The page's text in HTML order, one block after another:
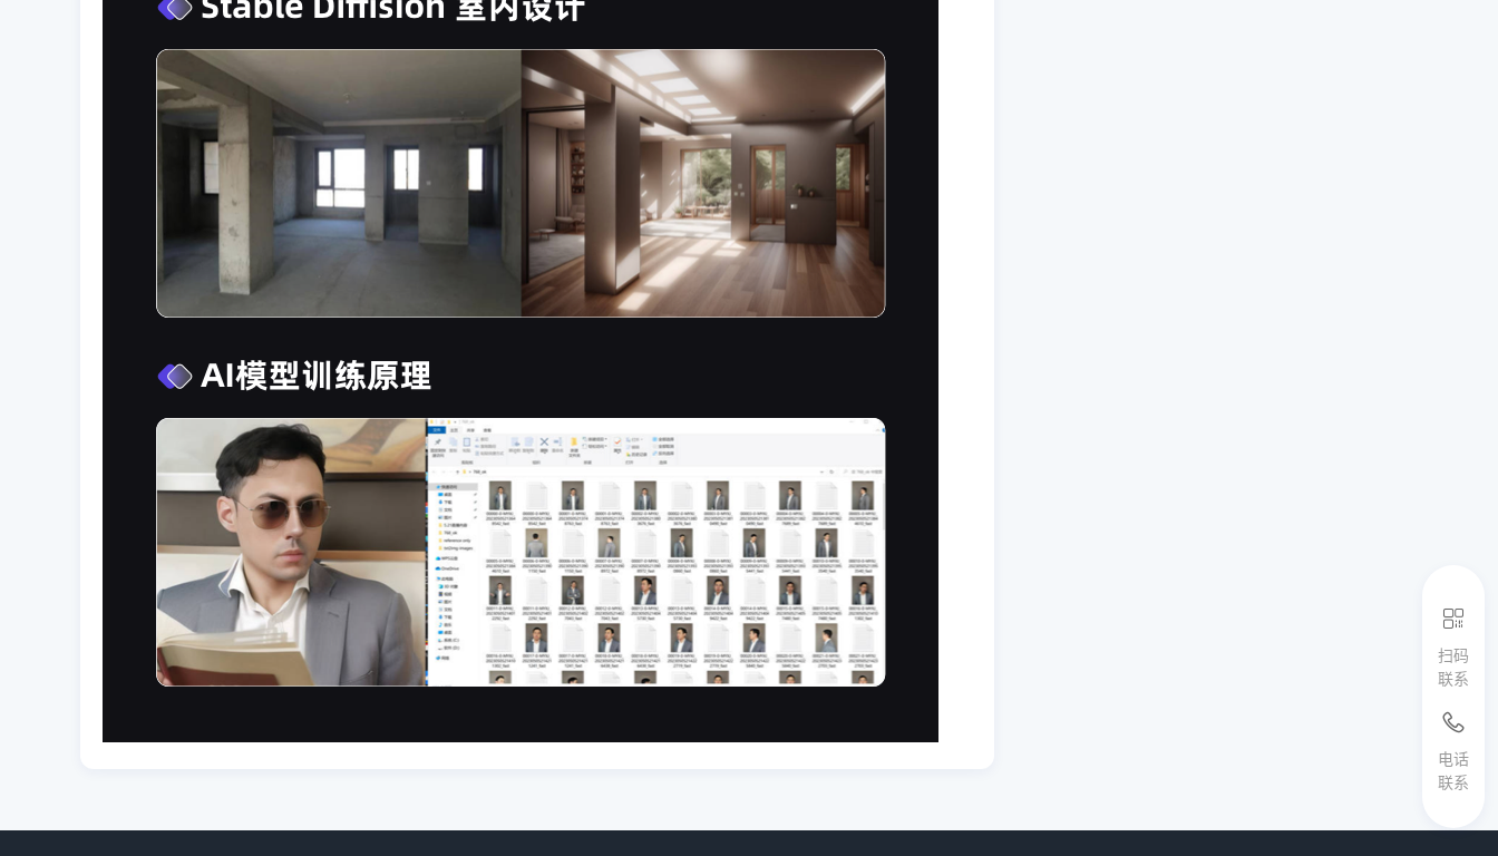
扫码
联系
电话
联系